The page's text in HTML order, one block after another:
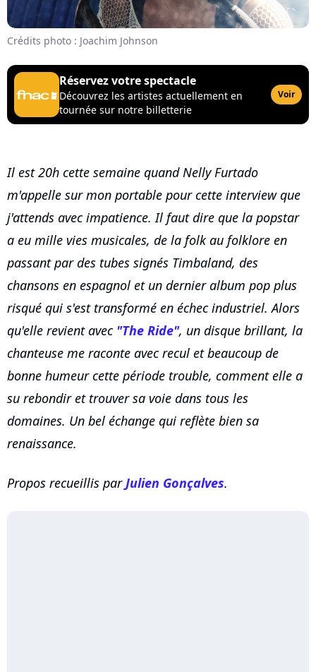
Crédits photo : Joachim Johnson
Réservez votre spectacle
Découvrez les artistes actuellement en
tournée sur notre billetterie
Voir
Il est 20h cette semaine quand Nelly Furtado
m'appelle sur mon portable pour cette interview que
j'attends avec impatience. Il faut dire que la popstar
a eu mille vies musicales, de la folk au folklore en
passant par des tubes signés Timbaland, des
chansons en espagnol et un dernier album pop plus
risqué qui s'est transformé en échec industriel. Alors
qu'elle revient avec "The Ride", un disque brillant, la
chanteuse me raconte avec recul et beaucoup de
bonne humeur cette période trouble, comment elle a
su rebondir et trouver sa voie dans tous les
domaines. Un bel échange qui reflète bien sa
renaissance.
Propos recueillis parJulien Gonçalves.